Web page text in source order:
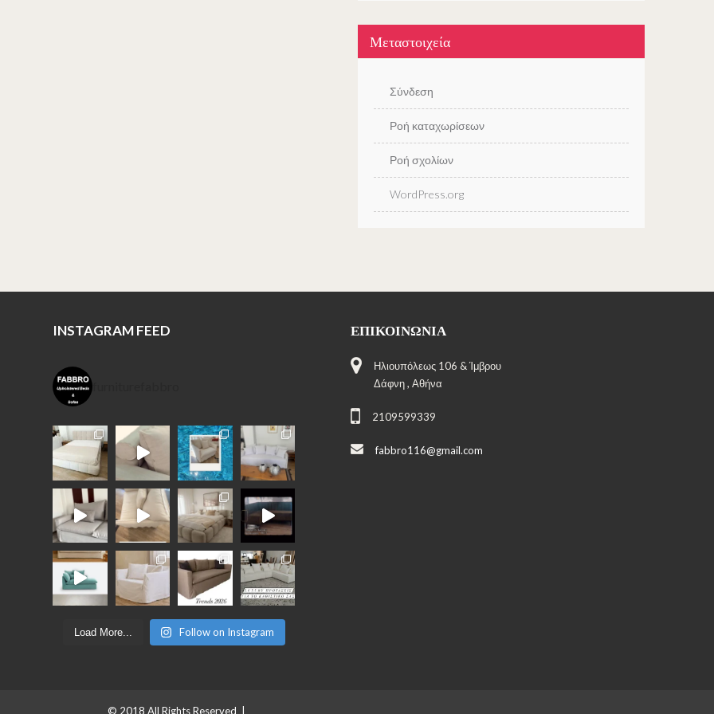
Μεταστοιχεία
Σύνδεση
Ροή καταχωρίσεων
Ροή σχολίων
WordPress.org
INSTAGRAM FEED
Load More... Follow on Instagram
ΕΠΙΚΟΙΝΩΝΊΑ
Ηλιουπόλεως 106 & Ίμβρου
Δάφνη , Αθήνα
2109599339
fabbro116@gmail.com
© 2018 All Rights Reserved |